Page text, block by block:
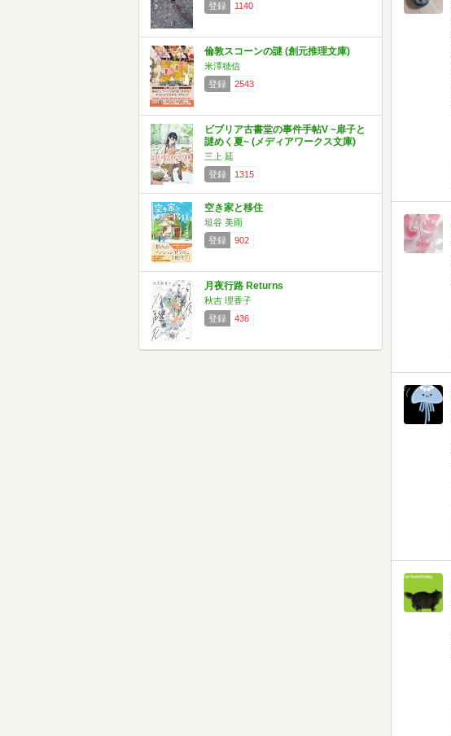
登録
1140
倫敦スコーンの謎 (創元推理文庫)
米澤穂信
登録
2543
ビブリア古書堂の事件手帖V ~扉子と
謎めく夏~ (メディアワークス文庫)
三上 延
登録
1315
空き家と移住
垣谷 美雨
登録
902
月夜行路 Returns
秋吉 理香子
登録
436